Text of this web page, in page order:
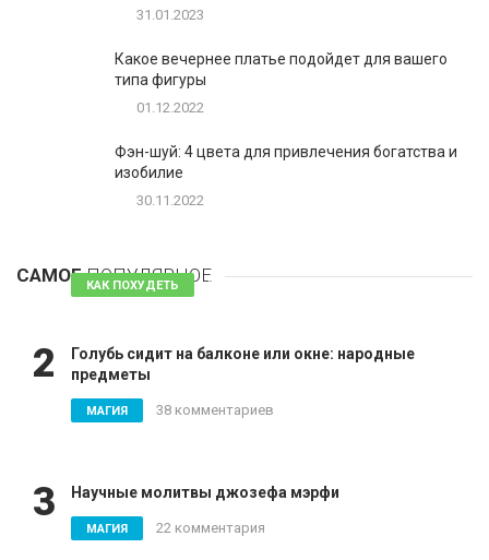
31.01.2023
Какое вечернее платье подойдет для вашего
типа фигуры
01.12.2022
Фэн-шуй: 4 цвета для привлечения богатства и
изобилие
30.11.2022
САМОЕПОПУЛЯРНОЕ
КАК ПОХУДЕТЬ 81 комментарий
2
Голубь сидит на балконе или окне: народные
предметы
МАГИЯ 38 комментариев
3 Научные молитвы джозефа мэрфи
МАГИЯ 22 комментария